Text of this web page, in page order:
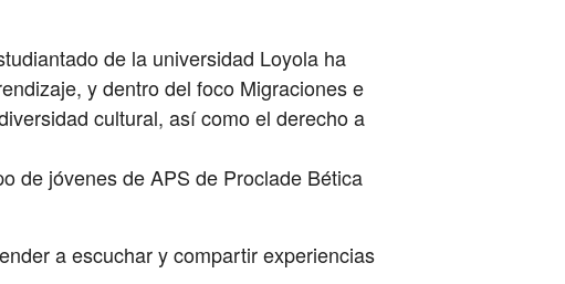
de la universidad Loyola ha
y dentro del foco Migraciones e
cultural, así como el derecho a
de jóvenes de APS de Proclade Bética
a escuchar y compartir experiencias